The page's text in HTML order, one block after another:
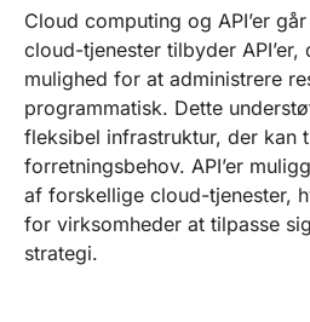
Cloud computing og API’er
cloud-tjenester tilbyder
mulighed for at administrere
programmatisk. Dette
fleksibel infrastruktur, der kan
forretningsbehov. API’er
af forskellige cloud-tjenester,
for virksomheder at tilpasse
strategi.